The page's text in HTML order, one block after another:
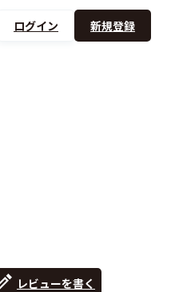
ログイン 新規登録
レビューを書く